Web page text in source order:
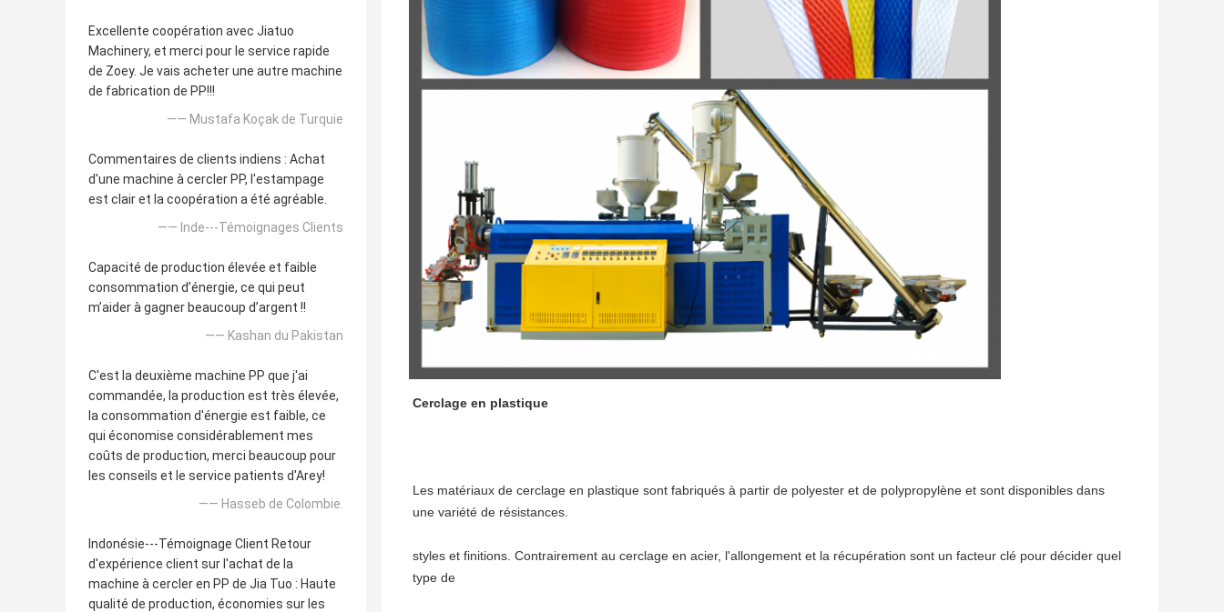
Excellente coopération avec Jiatuo
Machinery, et merci pour le service rapide
de Zoey. Je vais acheter une autre machine
de fabrication de PP!!!
—— Mustafa Koçak de Turquie
Commentaires de clients indiens : Achat
d'une machine à cercler PP, l'estampage
est clair et la coopération a été agréable.
—— Inde---Témoignages Clients
Capacité de production élevée et faible
consommation d’énergie, ce qui peut
m’aider à gagner beaucoup d’argent !!
—— Kashan du Pakistan
C'est la deuxième machine PP que j'ai
commandée, la production est très élevée,
la consommation d'énergie est faible, ce
qui économise considérablement mes
coûts de production, merci beaucoup pour
les conseils et le service patients d'Arey!
—— Hasseb de Colombie.
Indonésie---Témoignage Client Retour
d'expérience client sur l'achat de la
machine à cercler en PP de Jia Tuo : Haute
qualité de production, économies sur les
Cerclage en plastique
Les matériaux de cerclage en plastique sont fabriqués à partir de polyester et de polypropylène et sont disponibles dans
une variété de résistances.
styles et finitions. Contrairement au cerclage en acier, l'allongement et la récupération sont un facteur clé pour décider quel
type de